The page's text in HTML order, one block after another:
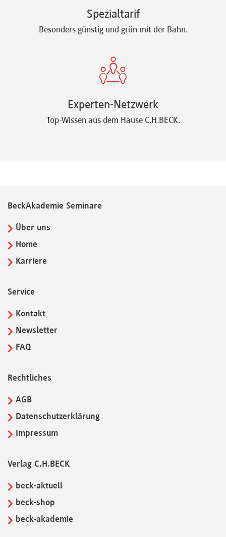
Spezialtarif
Besonders günstig und grün mit der Bahn.
Experten-Netzwerk
Top-Wissen aus dem Hause C.H.BECK.
BeckAkademie Seminare
Über uns
Home
Karriere
Service
Kontakt
Newsletter
FAQ
Rechtliches
AGB
Datenschutzerklärung
Impressum
Verlag C.H.BECK
beck-aktuell
beck-shop
beck-akademie